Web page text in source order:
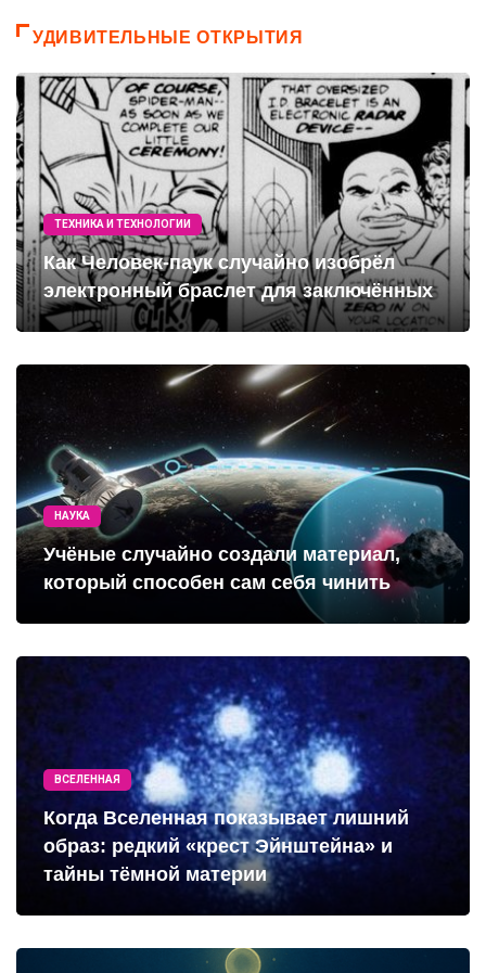
УДИВИТЕЛЬНЫЕ ОТКРЫТИЯ
ТЕХНИКА И ТЕХНОЛОГИИ
Как Человек-паук случайно изобрёл
электронный браслет для заключённых
НАУКА
Учёные случайно создали материал,
который способен сам себя чинить
ВСЕЛЕННАЯ
Когда Вселенная показывает лишний
образ: редкий «крест Эйнштейна» и
тайны тёмной материи